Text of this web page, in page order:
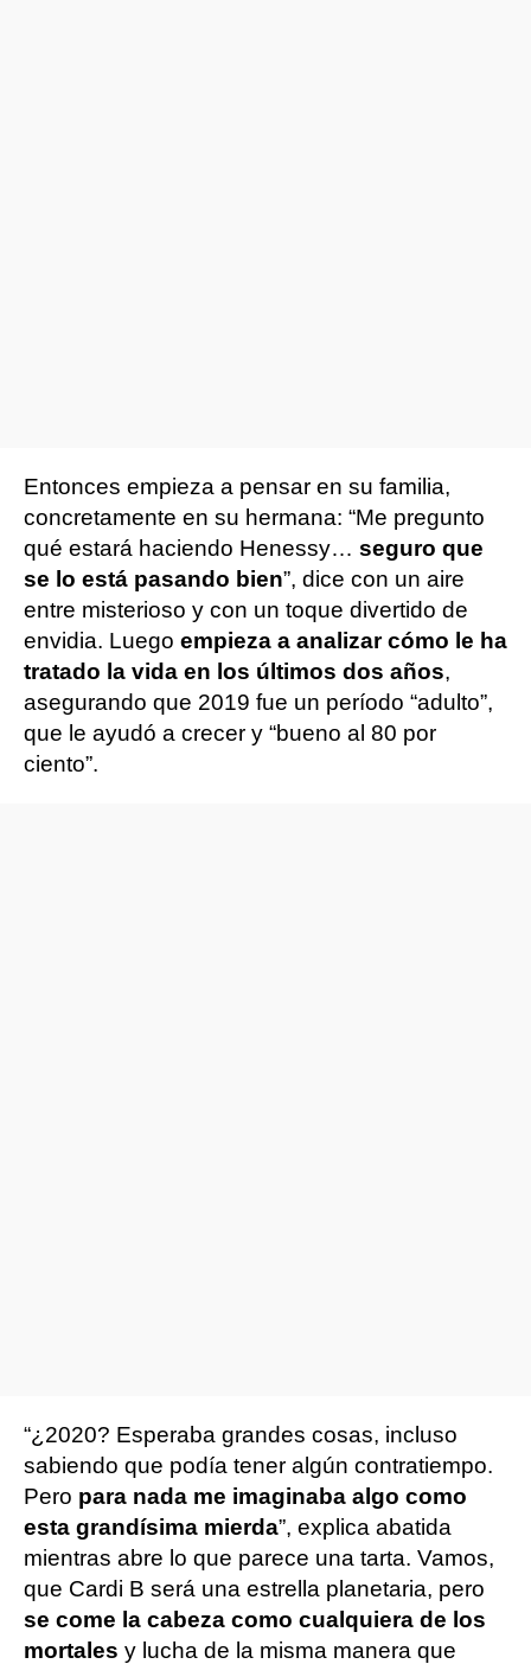
Entonces empieza a pensar en su familia,
concretamente en su hermana: “Me pregunto
qué estará haciendo Henessy… seguro que
se lo está pasando bien”, dice con un aire
entre misterioso y con un toque divertido de
envidia. Luego empieza a analizar cómo le ha
tratado la vida en los últimos dos años,
asegurando que 2019 fue un período “adulto”,
que le ayudó a crecer y “bueno al 80 por
ciento”.
“¿2020? Esperaba grandes cosas, incluso
sabiendo que podía tener algún contratiempo.
Pero para nada me imaginaba algo como
esta grandísima mierda”, explica abatida
mientras abre lo que parece una tarta. Vamos,
que Cardi B será una estrella planetaria, pero
se come la cabeza como cualquiera de los
mortales y lucha de la misma manera que